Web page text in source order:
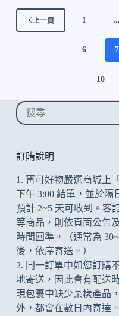
上一頁 1 ...
6 7
10
找
不
符
的
訂購說明
1. 寗可好物嚴選商城上
下午 3:00 結單，並於
預計 2~5 天可收到。客
等商品，則依頁面公告
時間回準。（通常為
後，依序寄送。）
2. 同一訂單中如您訂購
地寄送，因此會有配送
現包裹中缺少某樣產品
外，都會在數日內寄達。